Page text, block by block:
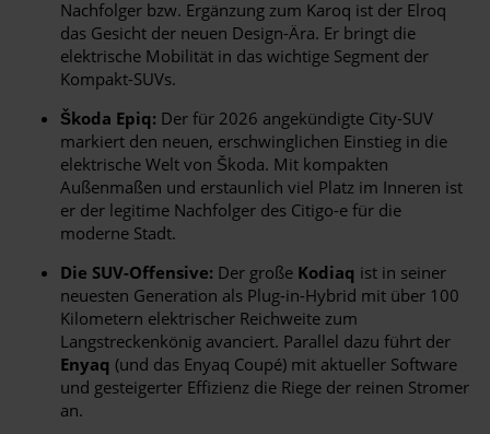
Nachfolger bzw. Ergänzung zum Karoq ist der Elroq
das Gesicht der neuen Design-Ära. Er bringt die
elektrische Mobilität in das wichtige Segment der
Kompakt-SUVs.
Škoda Epiq: Der für 2026 angekündigte City-SUV
markiert den neuen, erschwinglichen Einstieg in die
elektrische Welt von Škoda. Mit kompakten
Außenmaßen und erstaunlich viel Platz im Inneren ist
er der legitime Nachfolger des Citigo-e für die
moderne Stadt.
Die SUV-Offensive: Der große Kodiaq ist in seiner
neuesten Generation als Plug-in-Hybrid mit über 100
Kilometern elektrischer Reichweite zum
Langstreckenkönig avanciert. Parallel dazu führt der
Enyaq (und das Enyaq Coupé) mit aktueller Software
und gesteigerter Effizienz die Riege der reinen Stromer
an.